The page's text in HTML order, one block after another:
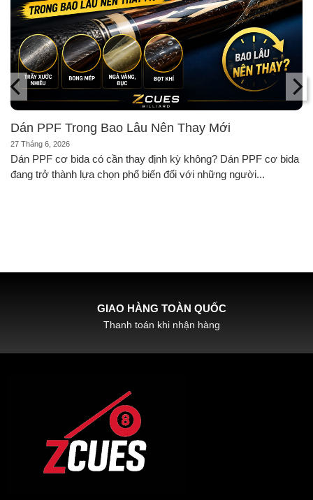
Dán PPF Trong Bao Lâu Nên Thay Mới
27 Tháng 6, 2026
Dán PPF cơ bida có cần thay định kỳ không? Dán PPF cơ bida
đang trở thành lựa chọn phổ biến đối với những người...
HỖ TRỢ PHÍ SHIPCOD
Với đơn hàng chỉ từ 500k